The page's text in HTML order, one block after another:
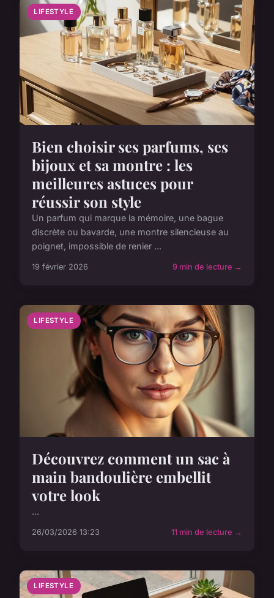
LIFESTYLE
Bien choisir ses parfums, ses
bijoux et sa montre : les
meilleures astuces pour
réussir son style
Un parfum qui marque la mémoire, une bague
discrète ou bavarde, une montre silencieuse au
poignet, impossible de renier ...
19 février 2026 9 min de lecture →
LIFESTYLE
Découvrez comment un sac à
main bandoulière embellit
votre look
...
26/03/2026 13:23 11 min de lecture →
LIFESTYLE